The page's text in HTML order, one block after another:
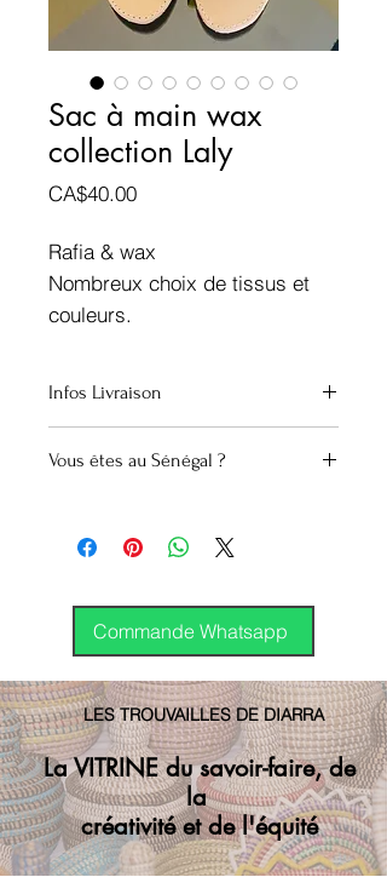
Sac à main wax
collection Laly
CA$40.00Prix
Rafia & wax
Nombreux choix de tissus et
couleurs.
Infos Livraison
Envoi groupé (Montréal)
DHL
Vous êtes au Sénégal ?
Commande Whatsapp
LES TROUVAILLES DE DIARRA
La VITRINE du savoir-faire, de
la
créativité et de l'équité